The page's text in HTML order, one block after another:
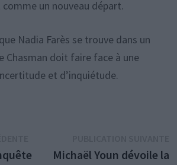
un nouveau départ.
Nadia Farès se trouve dans un
Chasman doit faire face à une
et d’inquiétude.
précédente :Michaël Youn dévoile la